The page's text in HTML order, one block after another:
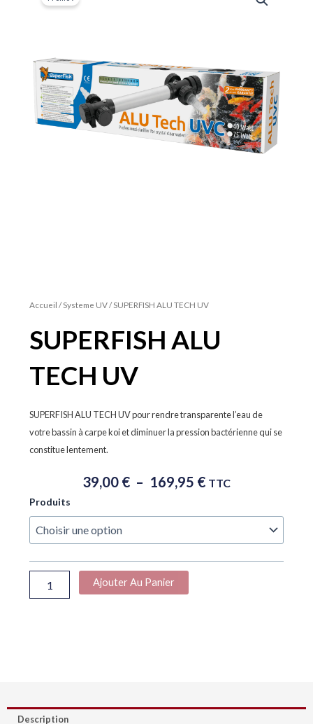
Accueil /Systeme UV/ SUPERFISH ALU TECH UV
SUPERFISH ALU
TECH UV
SUPERFISH ALU TECH UV pour rendre transparente l’eau de
votre bassin à carpe koi et diminuer la pression bactérienne qui se
constitue lentement.
39,00 € – 169,95 €Plage
Prix :
À
169,95 €
TTC
Produits
quantité
de
SUPERFISH
ALU
UV
Ajouter Au Panier
Description